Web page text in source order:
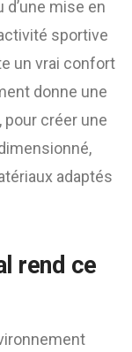
mise en
sportive
un vrai confort
donne une
créer une
adaptés
rend ce